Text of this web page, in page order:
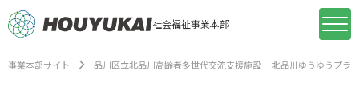
社会福祉事業本部
事業本部サイト 品川区立北品川高齢者多世代交流支援施設 北品川ゆうゆうプラザ